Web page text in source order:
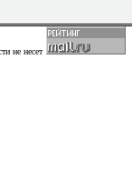
не несет